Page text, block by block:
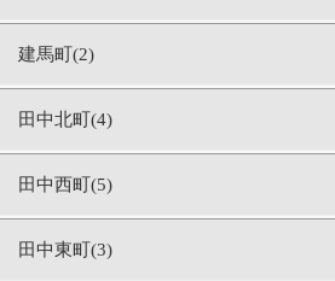
建馬町(2)
田中北町(4)
田中西町(5)
田中東町(3)